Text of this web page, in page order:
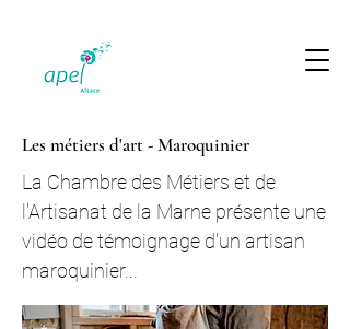
Les métiers d'art - Maroquinier
La Chambre des Métiers et de
l'Artisanat de la Marne présente une
vidéo de témoignage d'un artisan
maroquinier...